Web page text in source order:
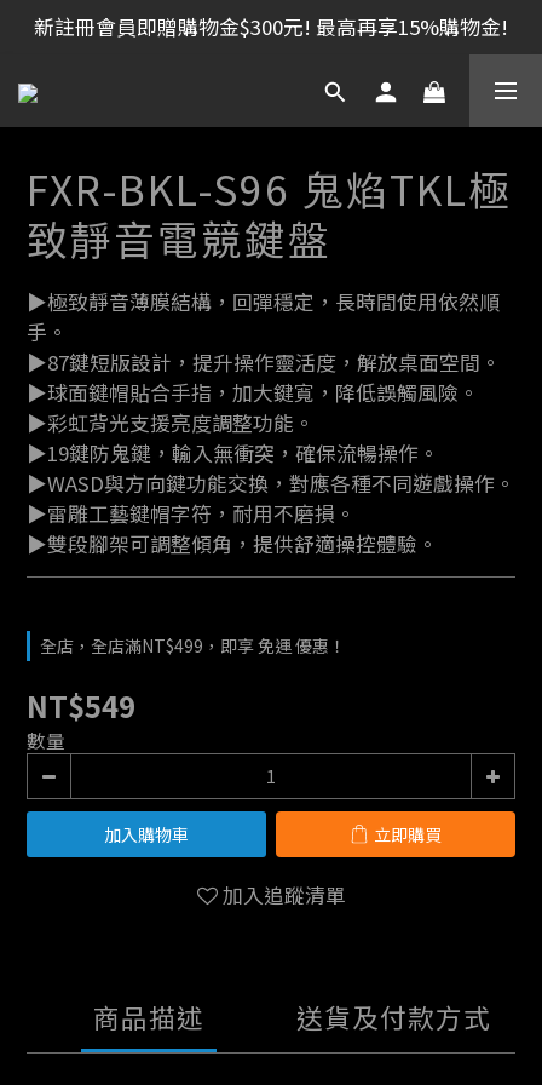
新註冊會員即贈購物金$300元! 最高再享15%購物金!
FXR-BKL-S96 鬼焰TKL極
致靜音電競鍵盤
▶極致靜音薄膜結構，回彈穩定，長時間使用依然順
手。
▶87鍵短版設計，提升操作靈活度，解放桌面空間。
▶球面鍵帽貼合手指，加大鍵寬，降低誤觸風險。
▶彩虹背光支援亮度調整功能。
▶19鍵防鬼鍵，輸入無衝突，確保流暢操作。
▶WASD與方向鍵功能交換，對應各種不同遊戲操作。
▶雷雕工藝鍵帽字符，耐用不磨損。
▶雙段腳架可調整傾角，提供舒適操控體驗。
全店，全店滿NT$499，即享 免運 優惠！
NT$549
數量
加入購物車 立即購買
加入追蹤清單
商品描述 送貨及付款方式